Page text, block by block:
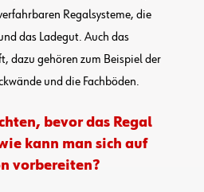
Regalsysteme, die
das Ladegut. Auch das
dazu gehören zum Beispiel der
und die Fachböden.
bevor das Regal
kann man sich auf
vorbereiten?